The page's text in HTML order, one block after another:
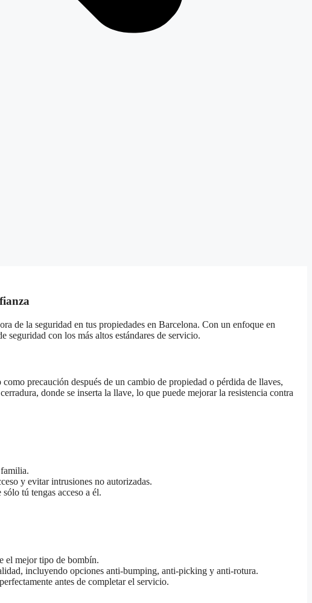
de la seguridad en tus propiedades en Barcelona. Con un enfoque en
seguridad con los más altos estándares de servicio.
precaución después de un cambio de propiedad o pérdida de llaves,
donde se inserta la llave, lo que puede mejorar la resistencia contra
y evitar intrusiones no autorizadas.
tú tengas acceso a él.
el mejor tipo de bombín.
incluyendo opciones anti-bumping, anti-picking y anti-rotura.
antes de completar el servicio.